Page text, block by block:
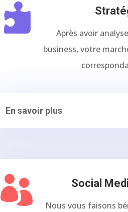

Après avoir
business, votre
En savoir plus
 Social
Nous vous faisons